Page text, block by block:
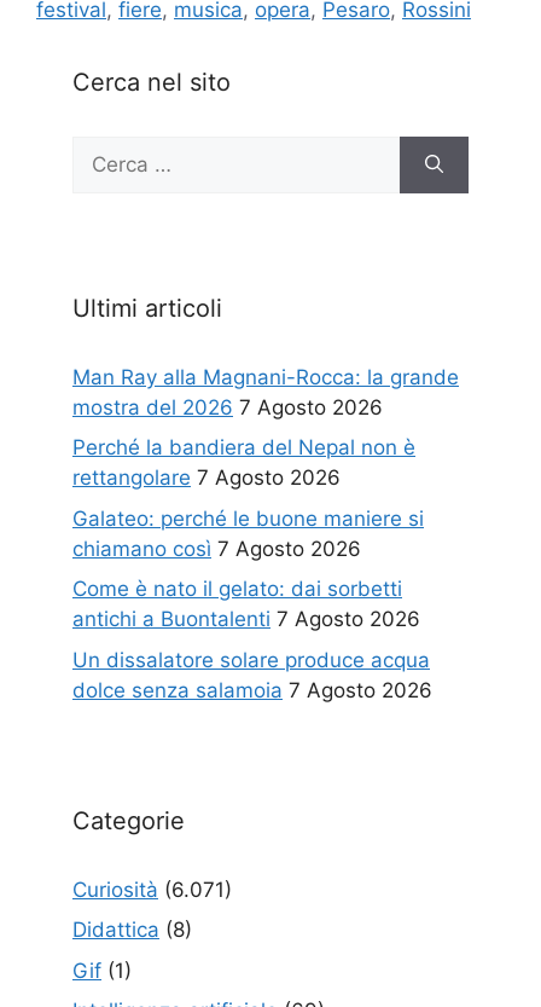
festival, fiere, musica, opera, Pesaro, Rossini
Cerca nel sito
per:
Ultimi articoli
Man Ray alla Magnani-Rocca: la grande
mostra del 2026 7 Agosto 2026
Perché la bandiera del Nepal non è
rettangolare 7 Agosto 2026
Galateo: perché le buone maniere si
chiamano così 7 Agosto 2026
Come è nato il gelato: dai sorbetti
antichi a Buontalenti 7 Agosto 2026
Un dissalatore solare produce acqua
dolce senza salamoia 7 Agosto 2026
Categorie
Curiosità (6.071)
Didattica (8)
Gif (1)